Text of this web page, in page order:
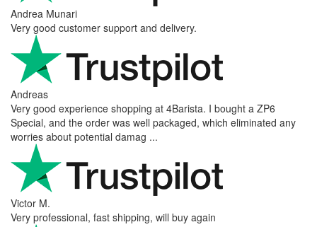
Andrea Munari
Very good customer support and delivery.
Andreas
Very good experience shopping at 4Barista. I bought a ZP6
Special, and the order was well packaged, which eliminated any
worries about potential damag ...
Victor M.
Very professional, fast shipping, will buy again